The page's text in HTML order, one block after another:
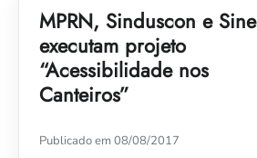
MPRN, Sinduscon e Sine
executam projeto
“Acessibilidade nos
Canteiros”
Publicado em 08/08/2017